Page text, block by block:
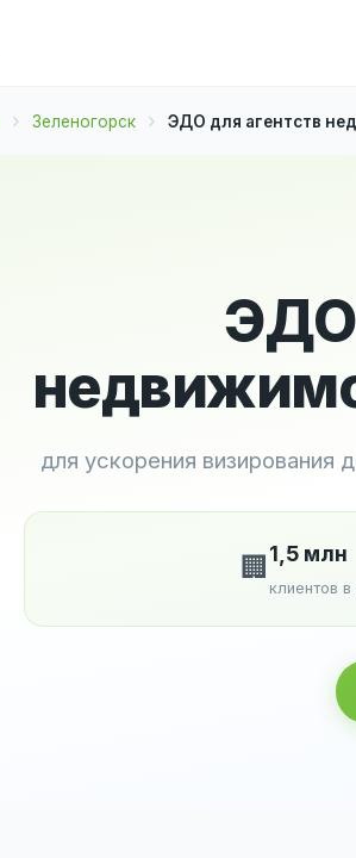
Зеленогорск ЭДО для агентств
ЭДО
для ускорения
🏢 1,5 млн
клиентов